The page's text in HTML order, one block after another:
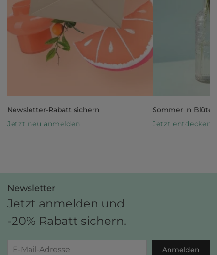
Newsletter-Rabatt sichern
Jetzt neu anmelden
Sommer in Blüte
Jetzt entdecken
Newsletter
Jetzt anmelden und
-20% Rabatt sichern.
Anmelden